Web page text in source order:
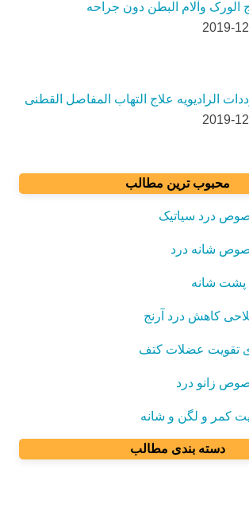
الورک وآلام البطن دون جراحه
2019-
الرادیویه علاج التهاب المفاصل القطنی
2019-
محبوب ترین مطالب
درد سیاتیک
شانه درد
شانه
کاهش درد آرنج
تقویت عضلات کتف
زانو درد
کمر و لگن و شانه
دسته بندی مطالب